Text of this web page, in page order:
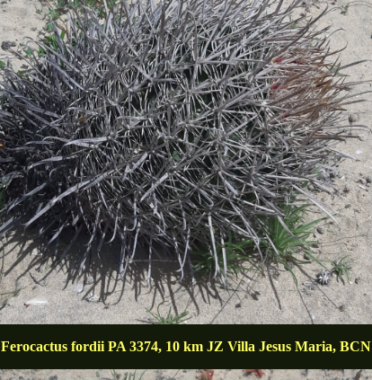
Ferocactus fordii PA 3374, 10 km JZ Villa Jesus Maria, BCN